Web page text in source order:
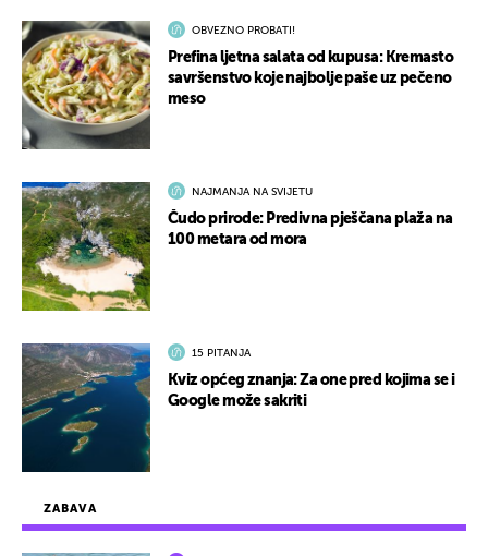
ZABAVA
OBVEZNO PROBATI!
Prefina ljetna salata od kupusa: Kremasto
savršenstvo koje najbolje paše uz pečeno
meso
NAJMANJA NA SVIJETU
Čudo prirode: Predivna pješčana plaža na
100 metara od mora
15 PITANJA
Kviz općeg znanja: Za one pred kojima se i
Google može sakriti